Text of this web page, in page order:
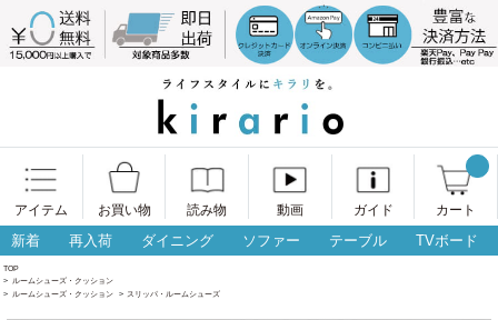
アイテム お買い物 読み物 動画 ガイド カート
新着 再入荷 ダイニング ソファー テーブル TVボード
TOP
> ルームシューズ・クッション
> ルームシューズ・クッション > スリッパ・ルームシューズ